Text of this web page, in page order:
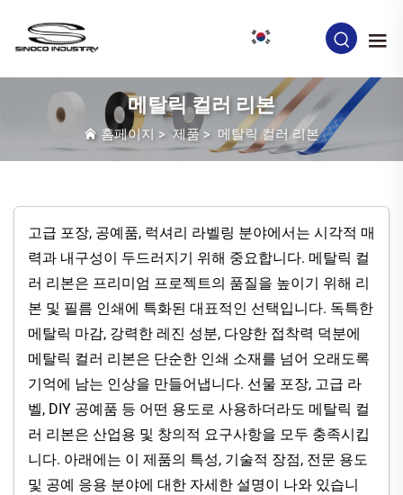
메탈릭 컬러 리본
홈페이지 > 제품> 메탈릭 컬러 리본
고급 포장, 공예품, 럭셔리 라벨링 분야에서는 시각적 매
력과 내구성이 두드러지기 위해 중요합니다. 메탈릭 컬
러 리본은 프리미엄 프로젝트의 품질을 높이기 위해 리
본 및 필름 인쇄에 특화된 대표적인 선택입니다. 독특한
메탈릭 마감, 강력한 레진 성분, 다양한 접착력 덕분에
메탈릭 컬러 리본은 단순한 인쇄 소재를 넘어 오래도록
기억에 남는 인상을 만들어냅니다. 선물 포장, 고급 라
벨, DIY 공예품 등 어떤 용도로 사용하더라도 메탈릭 컬
러 리본은 산업용 및 창의적 요구사항을 모두 충족시킵
니다. 아래에는 이 제품의 특성, 기술적 장점, 전문 용도
및 공예 응용 분야에 대한 자세한 설명이 나와 있습니